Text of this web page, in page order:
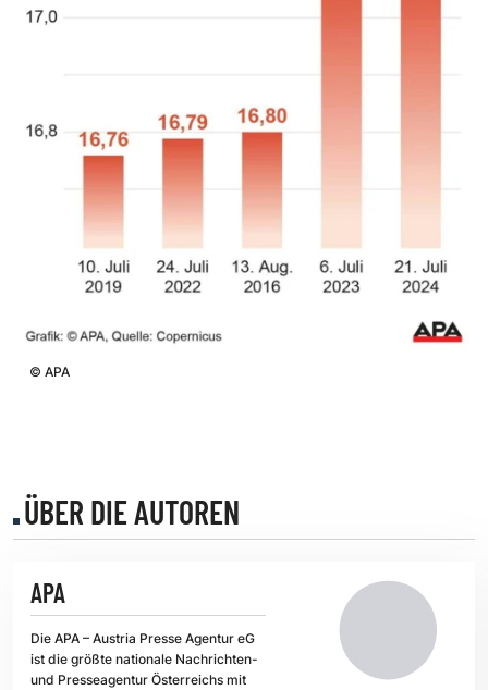
© APA
ÜBER DIE AUTOREN
APA
Die APA – Austria Presse Agentur eG
ist die größte nationale Nachrichten-
und Presseagentur Österreichs mit